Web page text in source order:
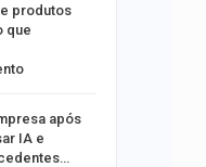
produtos
que
após
IA e